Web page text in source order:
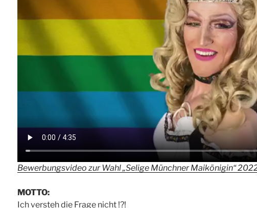
Bewerbungsvideo zur Wahl „Selige Münchner Maikönigin“
MOTTO:
Ich versteh die Frage nicht !?!